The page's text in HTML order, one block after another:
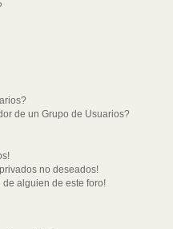
de un Grupo de Usuarios?
no deseados!
alguien de este foro!